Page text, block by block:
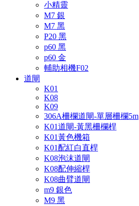
小精靈
M7 銀
M7 黑
P20 黑
p60 黑
p60 金
輔助相機F02
道閘
K01
K08
K09
306A柵欄道閘-單層柵欄5m
K01道閘-黃黑柵欄桿
K01黃色機箱
K01配紅白直桿
K08泡沫道閘
K08配伸縮桿
K08曲臂道閘
m9 銀色
M9 黑